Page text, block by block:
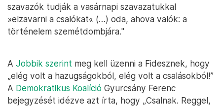
szavazók tudják a vasárnapi szavazatukkal
»elzavarni a csalókat« (…) oda, ahova valók: a
történelem szemétdombjára."
A Jobbik szerint meg kell üzenni a Fidesznek, hogy
„elég volt a hazugságokból, elég volt a csalásokból!”
A Demokratikus Koalíció Gyurcsány Ferenc
bejegyzését idézve azt írta, hogy „Csalnak. Reggel,